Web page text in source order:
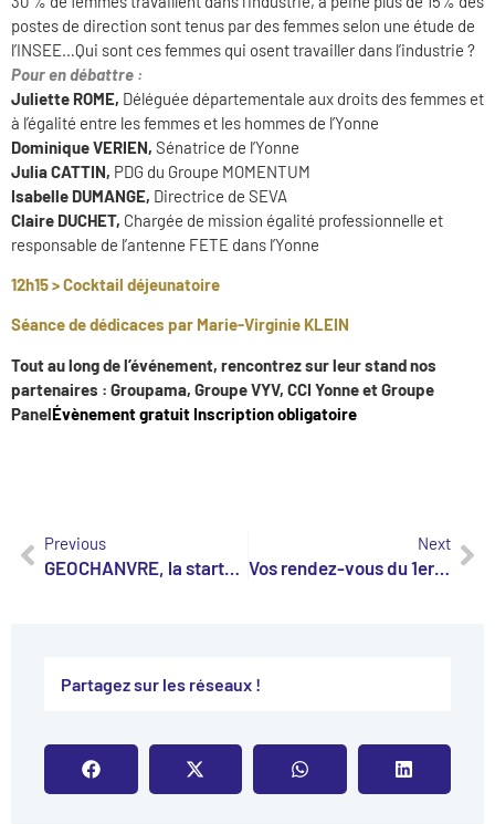
postes de direction sont tenus par des femmes selon une étude de
l’INSEE…Qui sont ces femmes qui osent travailler dans l’industrie ?
Pour en débattre :
Juliette ROME, Déléguée départementale aux droits des femmes et
à l’égalité entre les femmes et les hommes de l’Yonne
Dominique VERIEN, Sénatrice de l’Yonne
Julia CATTIN, PDG du Groupe MOMENTUM
Isabelle DUMANGE, Directrice de SEVA
Claire DUCHET, Chargée de mission égalité professionnelle et
responsable de l’antenne FETE dans l’Yonne
12h15 > Cocktail déjeunatoire
Séance de dédicaces par Marie-Virginie KLEIN
Tout au long de l’événement, rencontrez sur leur stand nos
partenaires : Groupama, Groupe VYV, CCI Yonne et Groupe
PanelÉvènement gratuit Inscription obligatoire
Previous Next
Vos rendez-vous du 1er semestre 2024
Partagez sur les réseaux !​